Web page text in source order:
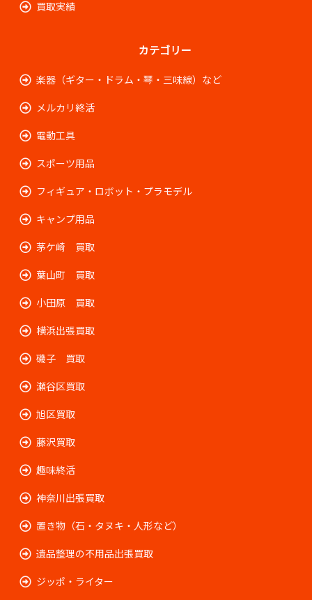
買取実績
カテゴリー
楽器（ギター・ドラム・琴・三味線）など
メルカリ終活
電動工具
スポーツ用品
フィギュア・ロボット・プラモデル
キャンプ用品
茅ケ崎 買取
葉山町 買取
小田原 買取
横浜出張買取
磯子 買取
瀬谷区買取
旭区買取
藤沢買取
趣味終活
神奈川出張買取
置き物（石・タヌキ・人形など）
遺品整理の不用品出張買取
ジッポ・ライター